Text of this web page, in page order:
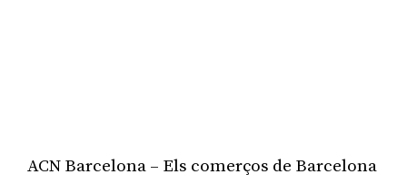
ACN Barcelona – Els comerços de Barcelona